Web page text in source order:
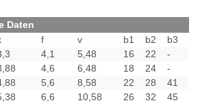
Daten
f v b1 b2
b3
4,1 5,48 16 22
-
4,6 6,48 18 24
-
5,6 8,58 22 28
41
6,6 10,58 26 32
45